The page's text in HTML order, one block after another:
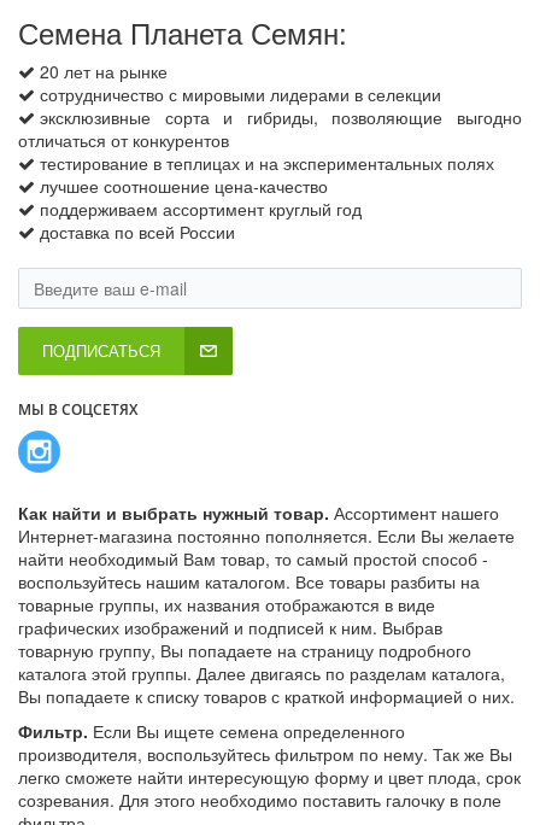
Семена Планета Семян:
20 лет на рынке
сотрудничество с мировыми лидерами в селекции
эксклюзивные сорта и гибриды, позволяющие выгодно
отличаться от конкурентов
тестирование в теплицах и на экспериментальных полях
лучшее соотношение цена-качество
поддерживаем ассортимент круглый год
доставка по всей России
ПОДПИСАТЬСЯ
МЫ В СОЦСЕТЯХ
Как найти и выбрать нужный товар. Ассортимент нашего
Интернет-магазина постоянно пополняется. Если Вы желаете
найти необходимый Вам товар, то самый простой способ -
воспользуйтесь нашим каталогом. Все товары разбиты на
товарные группы, их названия отображаются в виде
графических изображений и подписей к ним. Выбрав
товарную группу, Вы попадаете на страницу подробного
каталога этой группы. Далее двигаясь по разделам каталога,
Вы попадаете к списку товаров с краткой информацией о них.
Фильтр. Если Вы ищете семена определенного
производителя, воспользуйтесь фильтром по нему. Так же Вы
легко сможете найти интересующую форму и цвет плода, срок
созревания. Для этого необходимо поставить галочку в поле